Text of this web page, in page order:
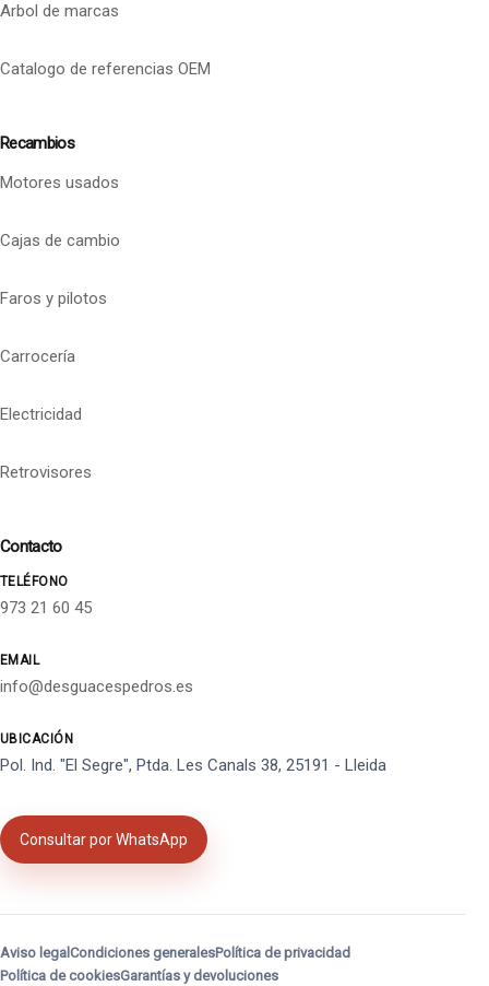
Arbol de marcas
Catalogo de referencias OEM
Recambios
Motores usados
Cajas de cambio
Faros y pilotos
Carrocería
Electricidad
Retrovisores
Contacto
TELÉFONO
973 21 60 45
EMAIL
info@desguacespedros.es
UBICACIÓN
Pol. Ind. "El Segre", Ptda. Les Canals 38, 25191 - Lleida
Consultar por WhatsApp
Aviso legal Condiciones generalesPolítica de privacidad
Política de cookiesGarantías y devoluciones